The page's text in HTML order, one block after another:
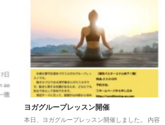
ヨガグループレッスン開催
本日、ヨガグループレッスン開催しました。 内容